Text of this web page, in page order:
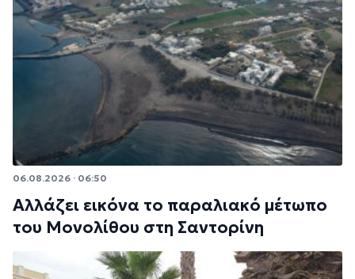
06.08.2026 · 06:50
Αλλάζει εικόνα το παραλιακό μέτωπο
του Μονολίθου στη Σαντορίνη